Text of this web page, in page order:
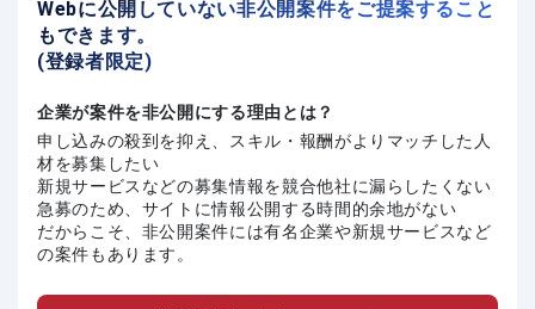
Webに公開していない非公開案件をご提案すること
もできます。
(登録者限定)
企業が案件を非公開にする理由とは？
申し込みの殺到を抑え、スキル・報酬がよりマッチした人
材を募集したい
新規サービスなどの募集情報を競合他社に漏らしたくない
急募のため、サイトに情報公開する時間的余地がない
だからこそ、非公開案件には有名企業や新規サービスなど
の案件もあります。